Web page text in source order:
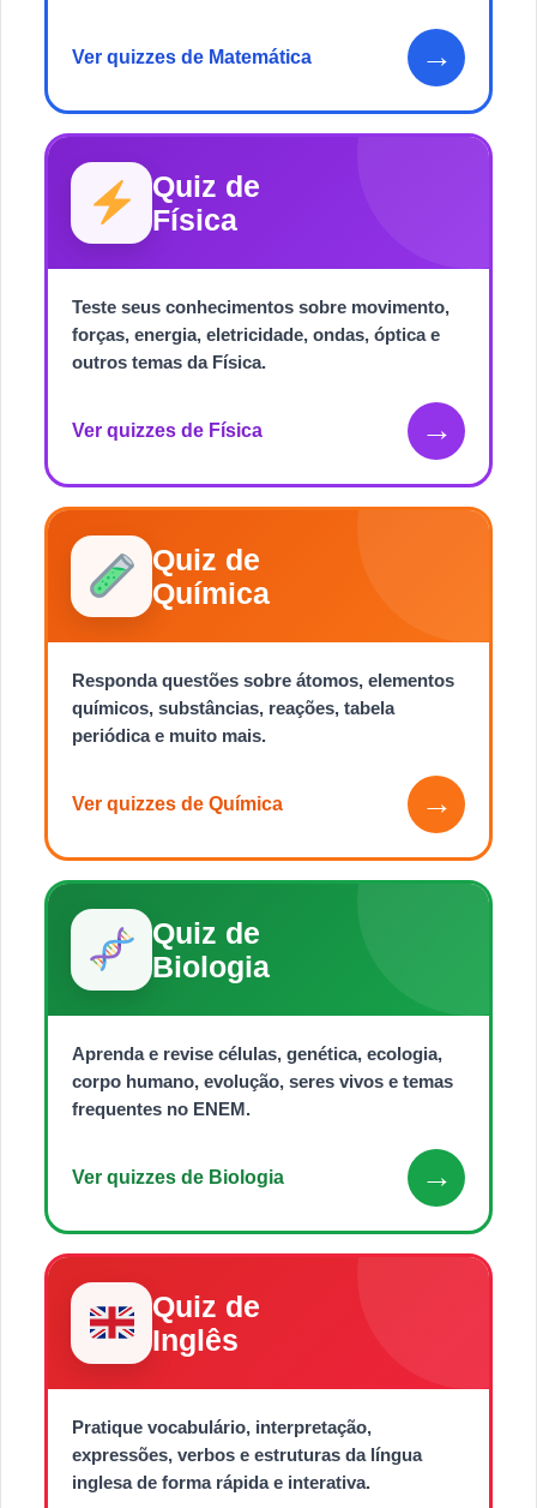
Ver quizzes de Matemática →
Quiz de
Física
Teste seus conhecimentos sobre movimento,
forças, energia, eletricidade, ondas, óptica e
outros temas da Física.
Ver quizzes de Física →
Quiz de
Química
Responda questões sobre átomos, elementos
químicos, substâncias, reações, tabela
periódica e muito mais.
Ver quizzes de Química →
Quiz de
Biologia
Aprenda e revise células, genética, ecologia,
corpo humano, evolução, seres vivos e temas
frequentes no ENEM.
Ver quizzes de Biologia →
Quiz de
Inglês
Pratique vocabulário, interpretação,
expressões, verbos e estruturas da língua
inglesa de forma rápida e interativa.